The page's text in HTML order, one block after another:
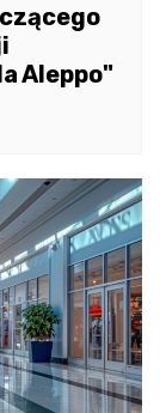
Aleppo"